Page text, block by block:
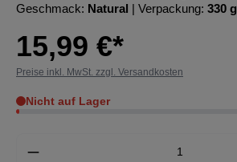
Geschmack: Natural | Verpackung: 330 g
15,99 €*
Preise inkl. MwSt. zzgl. Versandkosten
Nicht auf Lager